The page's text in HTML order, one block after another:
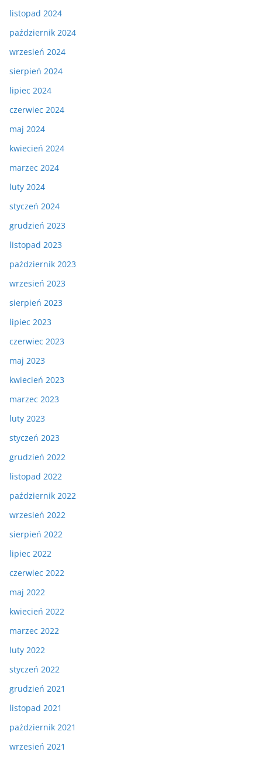
listopad 2024
październik 2024
wrzesień 2024
sierpień 2024
lipiec 2024
czerwiec 2024
maj 2024
kwiecień 2024
marzec 2024
luty 2024
styczeń 2024
grudzień 2023
listopad 2023
październik 2023
wrzesień 2023
sierpień 2023
lipiec 2023
czerwiec 2023
maj 2023
kwiecień 2023
marzec 2023
luty 2023
styczeń 2023
grudzień 2022
listopad 2022
październik 2022
wrzesień 2022
sierpień 2022
lipiec 2022
czerwiec 2022
maj 2022
kwiecień 2022
marzec 2022
luty 2022
styczeń 2022
grudzień 2021
listopad 2021
październik 2021
wrzesień 2021